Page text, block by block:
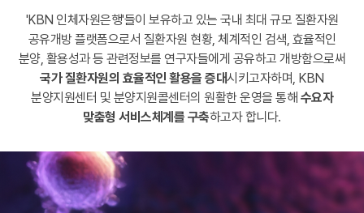
'KBN 인체자원은행'들이 보유하고 있는 국내 최대 규모 질환자원
공유개방 플랫폼으로서 질환자원 현황, 체계적인 검색, 효율적인
분양, 활용성과 등 관련정보를 연구자들에게 공유하고 개방함으로써
국가 질환자원의 효율적인 활용을 증대시키고자하며, KBN
분양지원센터 및 분양지원콜센터의 원활한 운영을 통해 수요자
맞춤형 서비스체계를 구축하고자 합니다.